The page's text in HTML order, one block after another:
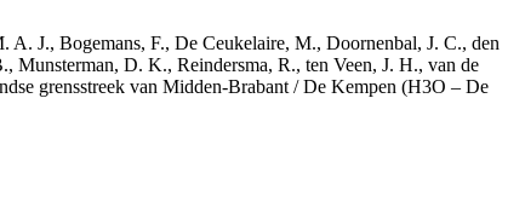
A. J., Bogemans, F., De Ceukelaire, M., Doornenbal, J. C., den
D. K., Reindersma, R., ten Veen, J. H., van de
grensstreek van Midden-Brabant / De Kempen (H3O – De